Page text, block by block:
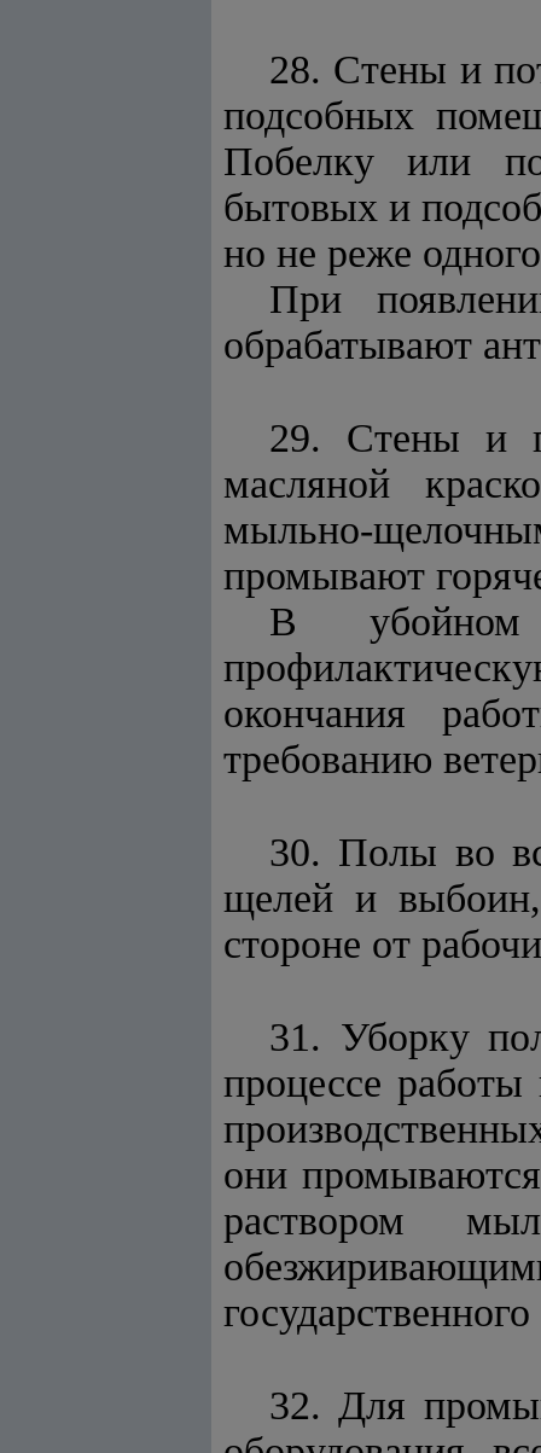
28. Стены и
подсобных
Побелку или
бытовых и
но не реже
При
обрабатывают
29. Стены и
масляной
мыльно-
промывают
В убойном
окончания
требованию
30. Полы во
щелей и
стороне от
31. Уборку
процессе
они
раствором
32. Для